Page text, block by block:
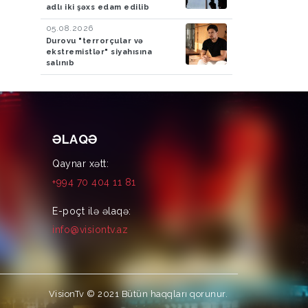
adlı iki şəxs edam edilib
05.08.2026
Durovu "terrorçular və
ekstremistlər" siyahısına
salınıb
ƏLAQƏ
Qaynar xətt:
+994 70 404 11 81
E-poçt ilə əlaqə:
info@visiontv.az
VisionTv © 2021 Bütün haqqları qorunur.